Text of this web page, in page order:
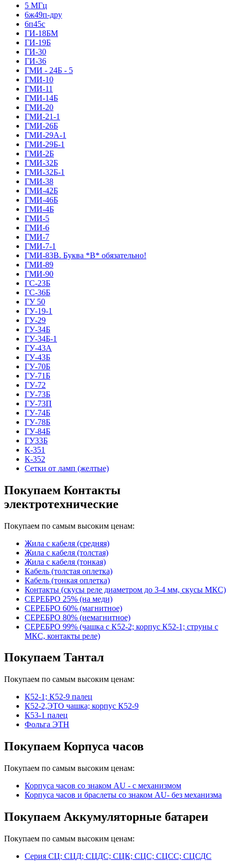
5 МГц
6ж49п-дру
6п45с
ГИ-18БМ
ГИ-19Б
ГИ-30
ГИ-36
ГМИ - 24Б - 5
ГМИ-10
ГМИ-11
ГМИ-14Б
ГМИ-20
ГМИ-21-1
ГМИ-26Б
ГМИ-29А-1
ГМИ-29Б-1
ГМИ-2Б
ГМИ-32Б
ГМИ-32Б-1
ГМИ-38
ГМИ-42Б
ГМИ-46Б
ГМИ-4Б
ГМИ-5
ГМИ-6
ГМИ-7
ГМИ-7-1
ГМИ-83В. Буква *В* обязательно!
ГМИ-89
ГМИ-90
ГС-23Б
ГС-36Б
ГУ 50
ГУ-19-1
ГУ-29
ГУ-34Б
ГУ-34Б-1
ГУ-43А
ГУ-43Б
ГУ-70Б
ГУ-71Б
ГУ-72
ГУ-73Б
ГУ-73П
ГУ-74Б
ГУ-78Б
ГУ-84Б
ГУ33Б
К-351
К-352
Сетки от ламп (желтые)
Покупаем Контакты
электротехнические
Покупаем по самым высоким ценам:
Жила с кабеля (средняя)
Жила с кабеля (толстая)
Жила с кабеля (тонкая)
Кабель (толстая оплетка)
Кабель (тонкая оплетка)
Контакты (скусы реле диаметром до 3-4 мм, скусы МКС)
СЕРЕБРО 25% (на меди)
СЕРЕБРО 60% (магнитное)
СЕРЕБРО 80% (немагнитное)
СЕРЕБРО 99% (чашка с К52-2; корпус К52-1; струны с
МКС, контакты реле)
Покупаем Тантал
Покупаем по самым высоким ценам:
К52-1; К52-9 палец
К52-2,ЭТО чашка; корпус К52-9
К53-1 палец
Фольга ЭТН
Покупаем Корпуса часов
Покупаем по самым высоким ценам:
Корпуса часов cо знаком AU - с механизмом
Корпуса часов и браслеты со знаком AU- без механизма
Покупаем Аккумуляторные батареи
Покупаем по самым высоким ценам:
Серия СЦ; СЦД; СЦДС; СЦК; СЦС; СЦСС; СЦСДС